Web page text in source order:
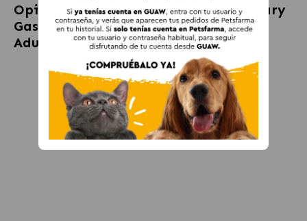
Opiniones sobreRoyal Canin Veterinary
Gastrointestinal Pienso Para Perros
Adultos